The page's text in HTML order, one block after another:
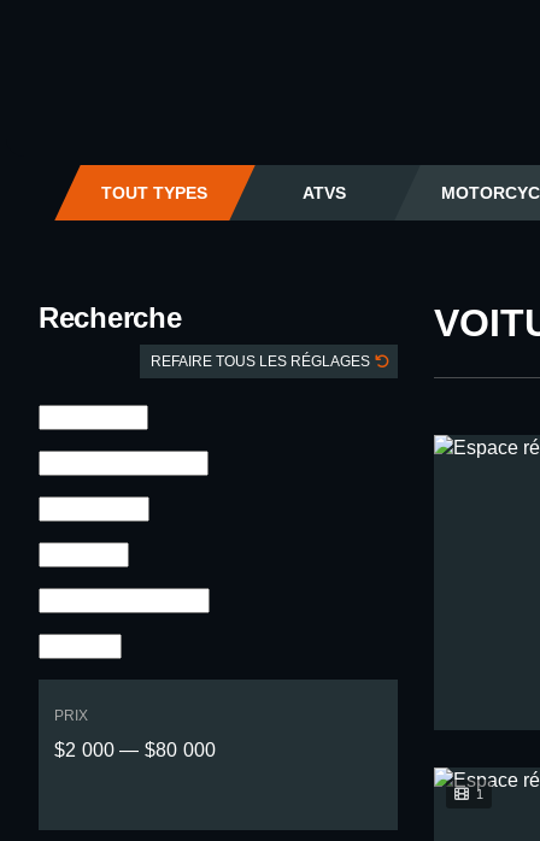
TOUT TYPES ATVS
Recherche
REFAIRE TOUS LES RÉGLAGES
PRIX
$2 000 — $80 000
1